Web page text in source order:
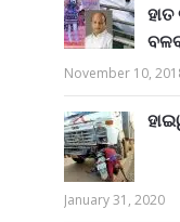
November 10,
January 31, 2020